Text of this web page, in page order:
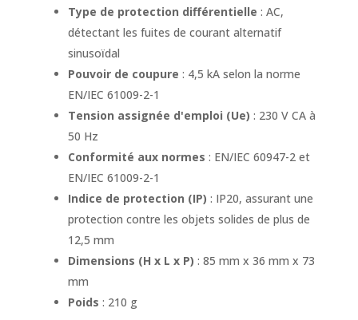
Type de protection différentielle : AC,
détectant les fuites de courant alternatif
sinusoïdal
Pouvoir de coupure : 4,5 kA selon la norme
EN/IEC 61009-2-1
Tension assignée d'emploi (Ue) : 230 V CA à
50 Hz
Conformité aux normes : EN/IEC 60947-2 et
EN/IEC 61009-2-1
Indice de protection (IP) : IP20, assurant une
protection contre les objets solides de plus de
12,5 mm
Dimensions (H x L x P) : 85 mm x 36 mm x 73
mm
Poids : 210 g